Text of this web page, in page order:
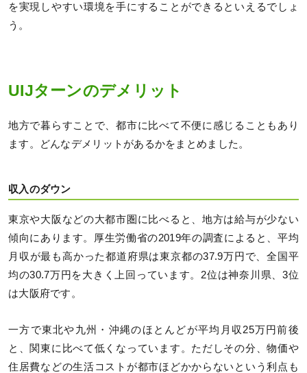
を実現しやすい環境を手にすることができるといえるでしょ
う。
UIJターンのデメリット
地方で暮らすことで、都市に比べて不便に感じることもあり
ます。どんなデメリットがあるかをまとめました。
収入のダウン
東京や大阪などの大都市圏に比べると、地方は給与が少ない
傾向にあります。厚生労働省の2019年の調査によると、平均
月収が最も高かった都道府県は東京都の37.9万円で、全国平
均の30.7万円を大きく上回っています。2位は神奈川県、3位
は大阪府です。
一方で東北や九州・沖縄のほとんどが平均月収25万円前後
と、関東に比べて低くなっています。ただしその分、物価や
住居費などの生活コストが都市ほどかからないという利点も